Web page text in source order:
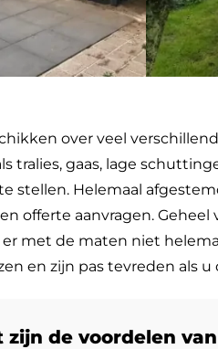
over veel
tralies, gaas, lage
stellen. Helemaal
offerte aanvragen.
met de maten niet
en zijn pas tevreden als
zijn de voordelen